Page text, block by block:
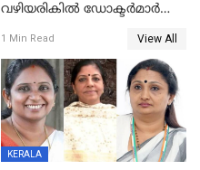
വഴിയരികില്‍ ‌ഡോക്ടര്‍മാര്‍
മരണത്തിന് കീഴടങ്ങി
1 Min Read View All
KERALA